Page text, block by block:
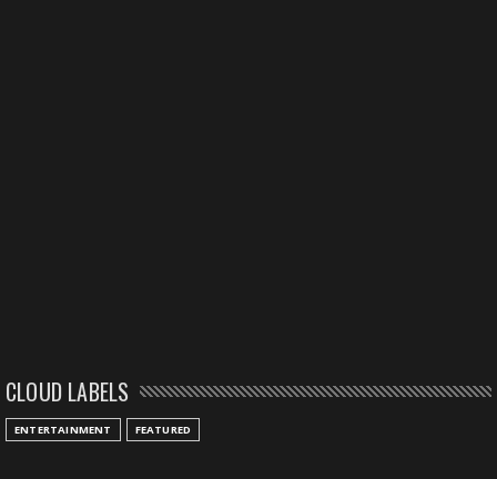
CLOUD LABELS
ENTERTAINMENT FEATURED